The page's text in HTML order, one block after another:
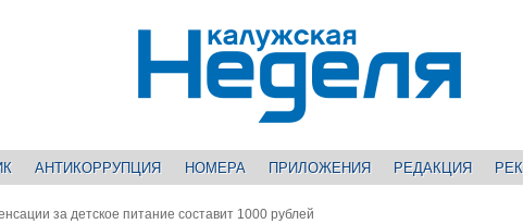
АНТИКОРРУПЦИЯ НОМЕРА ПРИЛОЖЕНИЯ РЕДАКЦИЯ
за детское питание составит 1000 рублей